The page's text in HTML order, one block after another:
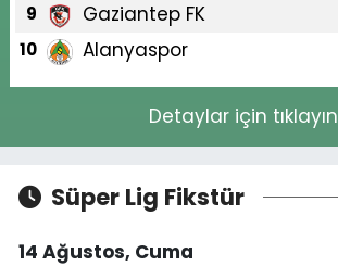
9 Gaziantep FK
10 Alanyaspor
Detaylar için tıklayın
Süper Lig Fikstür
14 Ağustos, Cuma